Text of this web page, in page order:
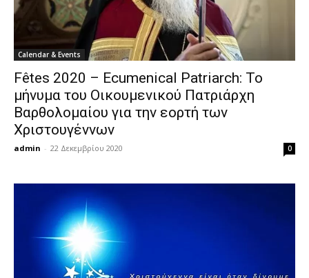
Calendar & Events
Fêtes 2020 – Ecumenical Patriarch: Το
μήνυμα του Οικουμενικού Πατριάρχη
Βαρθολομαίου για την εορτή των
Χριστουγέννων
admin - 22 Δεκεμβρίου 2020 0